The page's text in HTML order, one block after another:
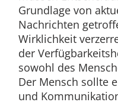
Grundlage von
Nachrichten
Wirklichkeit
der
sowohl des
Der Mensch sollte
und